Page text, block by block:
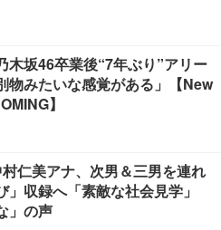
木坂46卒業後“7年ぶり”アリー
物みたいな感覚がある」【New
】
仁美アナ、次男＆三男を連れ
」収録へ「素敵な社会見学」
」の声